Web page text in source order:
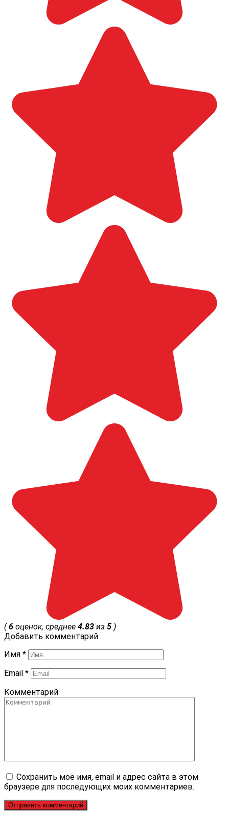
(6 оценок, среднее 4.83 из 5 )
Добавить комментарий
Имя *
Email *
Комментарий
Сохранить моё имя, email и адрес сайта в этом
браузере для последующих моих комментариев.